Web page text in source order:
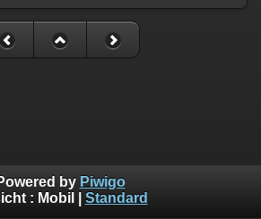
by Piwigo
: Mobil Standard